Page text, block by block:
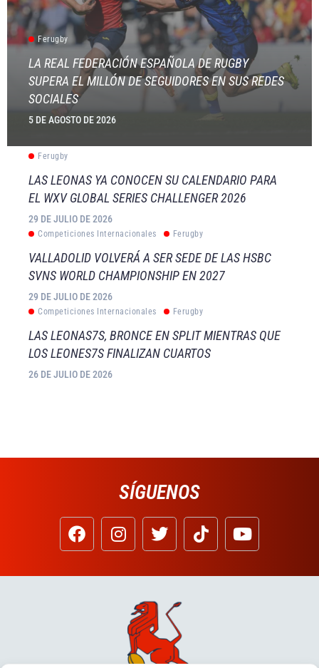
Ferugby
LA REAL FEDERACIÓN ESPAÑOLA DE RUGBY
SUPERA EL MILLÓN DE SEGUIDORES EN SUS REDES
SOCIALES
5 DE AGOSTO DE 2026
Ferugby
LAS LEONAS YA CONOCEN SU CALENDARIO PARA
EL WXV GLOBAL SERIES CHALLENGER 2026
29 DE JULIO DE 2026
Competiciones Internacionales Ferugby
VALLADOLID VOLVERÁ A SER SEDE DE LAS HSBC
SVNS WORLD CHAMPIONSHIP EN 2027
29 DE JULIO DE 2026
Competiciones Internacionales Ferugby
LAS LEONAS7S, BRONCE EN SPLIT MIENTRAS QUE
LOS LEONES7S FINALIZAN CUARTOS
26 DE JULIO DE 2026
SÍGUENOS